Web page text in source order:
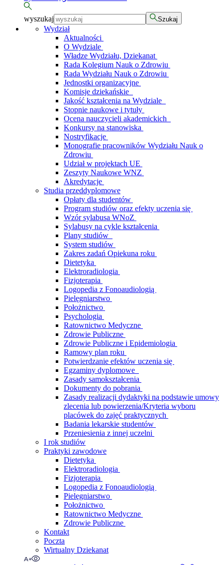
wyszukaj Szukaj
Wydział
Aktualności
O Wydziale
Władze Wydziału, Dziekanat
Rada Kolegium Nauk o Zdrowiu
Rada Wydziału Nauk o Zdrowiu
Jednostki organizacyjne
Komisje dziekańskie
Jakość kształcenia na Wydziale
Stopnie naukowe i tytuły
Ocena nauczycieli akademickich
Konkursy na stanowiska
Nostryfikacje
Monografie pracowników Wydziału Nauk o
Zdrowiu
Udział w projektach UE
Zeszyty Naukowe WNZ
Akredytacje
Studia przeddyplomowe
Opłaty dla studentów
Program studiów oraz efekty uczenia się
Wzór sylabusa WNoZ
Sylabusy na cykle kształcenia
Plany studiów
System studiów
Zakres zadań Opiekuna roku
Dietetyka
Elektroradiologia
Fizjoterapia
Logopedia z Fonoaudiologią
Pielęgniarstwo
Położnictwo
Psychologia
Ratownictwo Medyczne
Zdrowie Publiczne
Zdrowie Publiczne i Epidemiologia
Ramowy plan roku
Potwierdzanie efektów uczenia się
Egzaminy dyplomowe
Zasady samokształcenia
Dokumenty do pobrania
Zasady realizacji dydaktyki na podstawie umowy
zlecenia lub powierzenia/Kryteria wyboru
placówek do zajęć praktycznych
Badania lekarskie studentów
Przeniesienia z innej uczelni
I rok studiów
Praktyki zawodowe
Dietetyka
Elektroradiologia
Fizjoterapia
Logopedia z Fonoaudiologią
Pielęgniarstwo
Położnictwo
Ratownictwo Medyczne
Zdrowie Publiczne
Kontakt
Poczta
Wirtualny Dziekanat